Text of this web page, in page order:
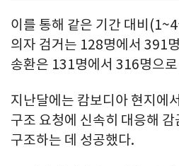
이를 통해 같은 기간 대비
의자 검거는 128명에서 391
송환은 131명에서 316명으
지난달에는 캄보디아 현지에
구조 요청에 신속히 대응해
구조하는 데 성공했다.